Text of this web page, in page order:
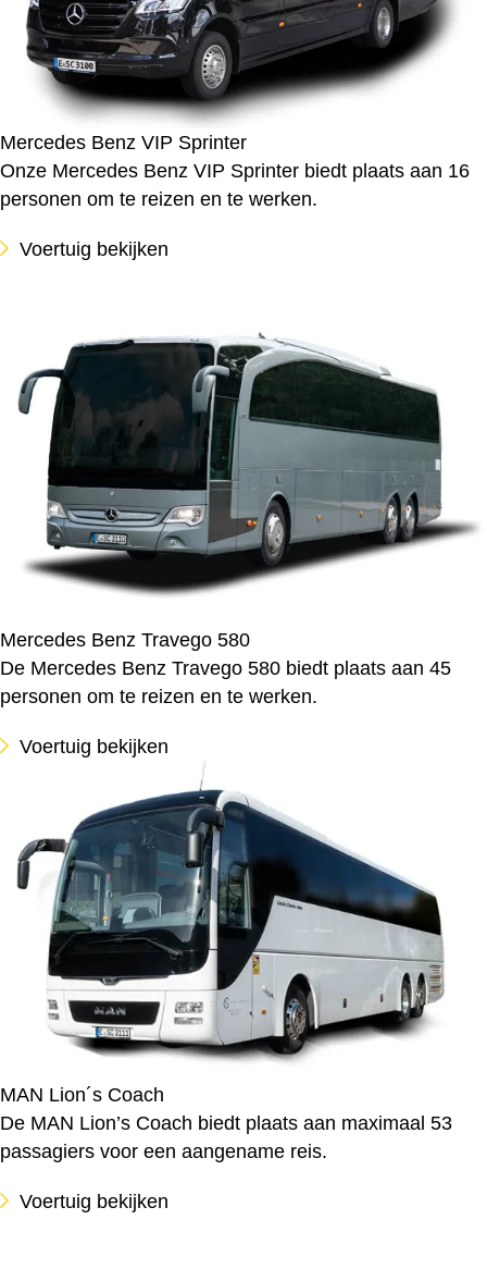
Mercedes Benz VIP Sprinter
Onze Mercedes Benz VIP Sprinter biedt plaats aan 16
personen om te reizen en te werken.
Voertuig bekijken
Mercedes Benz Travego 580
De Mercedes Benz Travego 580 biedt plaats aan 45
personen om te reizen en te werken.
Voertuig bekijken
MAN Lion´s Coach
De MAN Lion’s Coach biedt plaats aan maximaal 53
passagiers voor een aangename reis.
Voertuig bekijken